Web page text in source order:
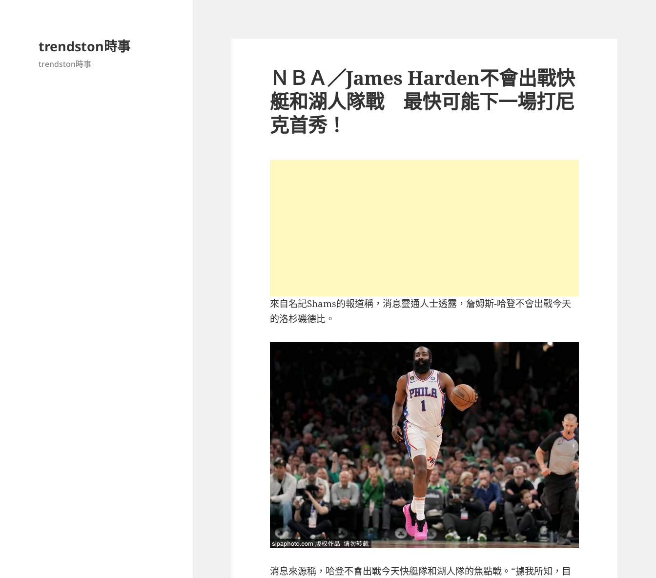
trendston時事
trendston時事
ＮＢＡ／James Harden不會出戰快
艇和湖人隊戰 最快可能下一場打尼
克首秀！
來自名記Shams的報道稱，消息靈通人士透露，詹姆斯-哈登不會出戰今天
的洛杉磯德比。
消息來源稱，哈登不會出戰今天快艇隊和湖人隊的焦點戰。“據我所知，目